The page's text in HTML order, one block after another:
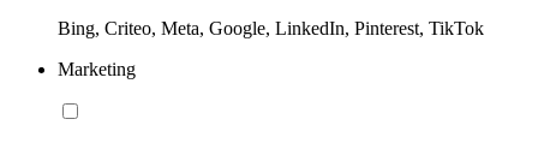
Bing, Criteo, Meta, Google, LinkedIn, Pinterest, TikTok
Marketing